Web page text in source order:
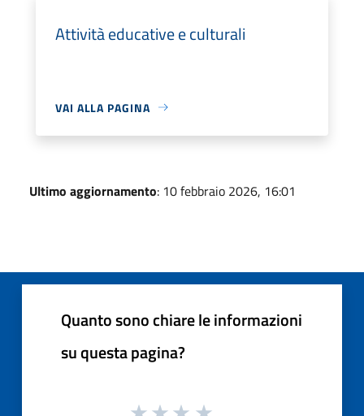
Attività educative e culturali
VAI ALLA PAGINA
Ultimo aggiornamento: 10 febbraio 2026, 16:01
Quanto sono chiare le informazioni
su questa pagina?